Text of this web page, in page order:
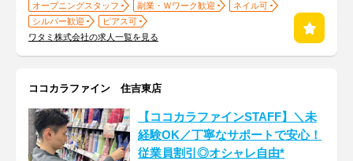
オープニングスタッフ 副業・Ｗワーク歓迎
ネイル可
シルバー歓迎
ピアス可
ワタミ株式会社の求人一覧を見る
ココカラファイン 住吉東店
【ココカラファインSTAFF】＼未
経験OK／丁寧なサポートで安心！
従業員割引◎オシャレ自由*